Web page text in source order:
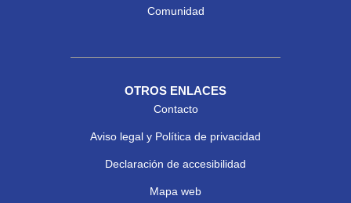
Comunidad
OTROS ENLACES
Contacto
Aviso legal y Política de privacidad
Declaración de accesibilidad
Mapa web